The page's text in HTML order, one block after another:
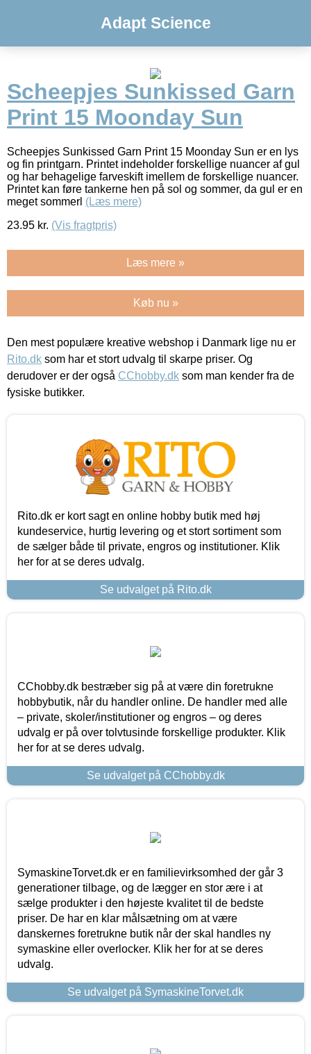
Adapt Science
Scheepjes Sunkissed Garn
Print 15 Moonday Sun
Scheepjes Sunkissed Garn Print 15 Moonday Sun er en lys
og fin printgarn. Printet indeholder forskellige nuancer af gul
og har behagelige farveskift imellem de forskellige nuancer.
Printet kan føre tankerne hen på sol og sommer, da gul er en
meget sommerl (Læs mere)
23.95 kr. (Vis fragtpris)
Læs mere »
Køb nu »
Den mest populære kreative webshop i Danmark lige nu er
Rito.dk som har et stort udvalg til skarpe priser. Og
derudover er der også CChobby.dk som man kender fra de
fysiske butikker.
Rito.dk er kort sagt en online hobby butik med høj
kundeservice, hurtig levering og et stort sortiment som
de sælger både til private, engros og institutioner. Klik
her for at se deres udvalg.
Se udvalget på Rito.dk
CChobby.dk bestræber sig på at være din foretrukne
hobbybutik, når du handler online. De handler med alle
– private, skoler/institutioner og engros – og deres
udvalg er på over tolvtusinde forskellige produkter. Klik
her for at se deres udvalg.
Se udvalget på CChobby.dk
SymaskineTorvet.dk er en familievirksomhed der går 3
generationer tilbage, og de lægger en stor ære i at
sælge produkter i den højeste kvalitet til de bedste
priser. De har en klar målsætning om at være
danskernes foretrukne butik når der skal handles ny
symaskine eller overlocker. Klik her for at se deres
udvalg.
Se udvalget på SymaskineTorvet.dk